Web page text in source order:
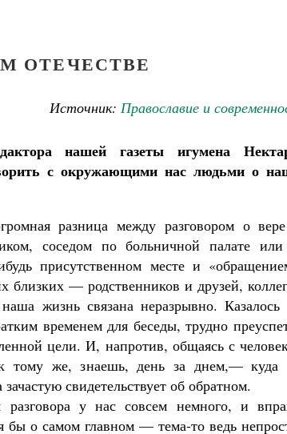
ОТЕЧЕСТВЕ
Источник: Православие и
нашей газеты игумена
с окружающими нас людьми о
разница между разговором о
соседом по больничной палате
присутственном месте и
близких — родственников и друзей,
жизнь связана неразрывно.
временем для беседы, трудно
цели. И, напротив, общаясь с
тому же, знаешь, день за днем,— куда
свидетельствует об обратном.
разговора у нас совсем немного, и
бы о самом главном — тема-то ведь
в жизни
Великомученик Георгий Победоносец.
святого
Роман Котов